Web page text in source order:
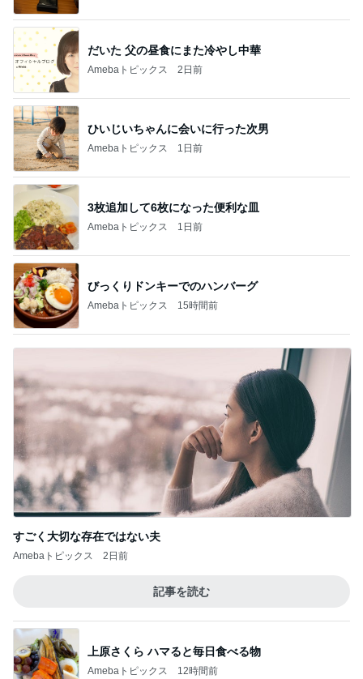
だいた 父の昼食にまた冷やし中華
Amebaトピックス 2日前
ひいじいちゃんに会いに行った次男
Amebaトピックス 1日前
3枚追加して6枚になった便利な皿
Amebaトピックス 1日前
びっくりドンキーでのハンバーグ
Amebaトピックス 15時間前
すごく大切な存在ではない夫
Amebaトピックス 2日前
記事を読む
上原さくら ハマると毎日食べる物
Amebaトピックス 12時間前